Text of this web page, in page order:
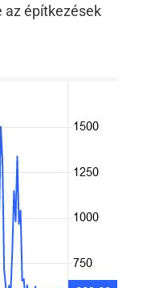
az építkezések